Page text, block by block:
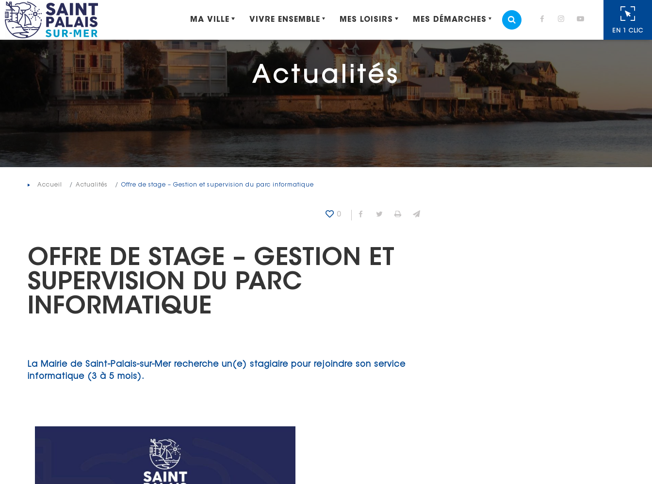
Panneau de gestion des cookies
EN 1 CLIC
MOTEUR DE RECHERCHE
MA VILLE VIVRE ENSEMBLE MES LOISIRS MES DÉMARCHES
Actualités
Accueil Actualités Offre de stage – Gestion et supervision du parc informatique
0 Partager sur Facebook
Partager sur Twitter
Imprimer
OFFRE DE STAGE – GESTION ET
SUPERVISION DU PARC
INFORMATIQUE
La Mairie de Saint-Palais-sur-Mer recherche un(e) stagiaire pour rejoindre son service
informatique (3 à 5 mois).